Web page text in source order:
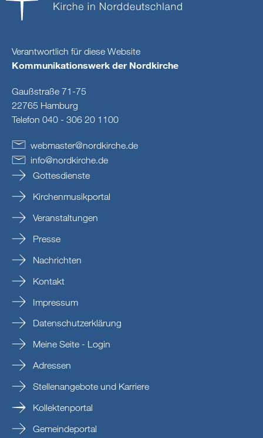
Verantwortlich für diese Website
Kommunikationswerk der Nordkirche
Gaußstraße 71-75
22765 Hamburg
Telefon 040 - 306 20 1100
webmaster@nordkirche de
info@nordkirche.de
Gottesdienste
Kirchenmusikportal
Veranstaltungen
Presse
Nachrichten
Kontakt
Impressum
Datenschutzerklärung
Meine Seite - Login
Adressen
Stellenangebote und Karriere
Kollektenportal
Gemeindeportal